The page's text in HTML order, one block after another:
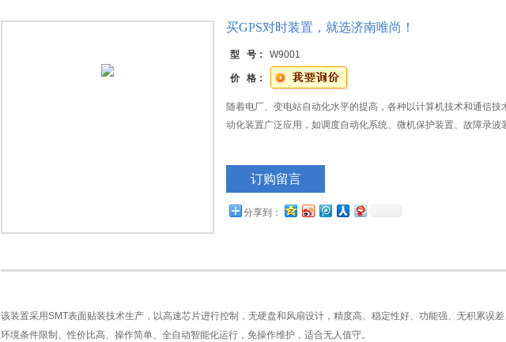
买GPS对时装置，就选济南唯尚！
型 号： W9001
价 格：
随着电厂、变电站自动化水平的提高，各种以计算机技术和通信技
动化装置广泛应用，如调度自动化系统、微机保护装置、故障录波
订购留言
分享到：
该装置采用SMT表面贴装技术生产，以高速芯片进行控制，无硬盘和风扇设计，精度高、稳定性好、功能强、无积累误
环境条件限制、性价比高、操作简单、全自动智能化运行，免操作维护，适合无人值守。